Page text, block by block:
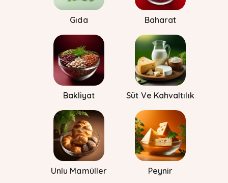
Gıda Baharat
Bakliyat Süt Ve Kahvaltılık
Unlu Mamüller Peynir